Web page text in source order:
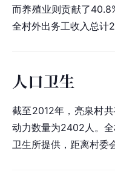
而养殖业则贡献了
全村外出务工收入总计
人口卫生
截至2012年，亮泉村
动力数量为2402人。
卫生所提供，距离村委